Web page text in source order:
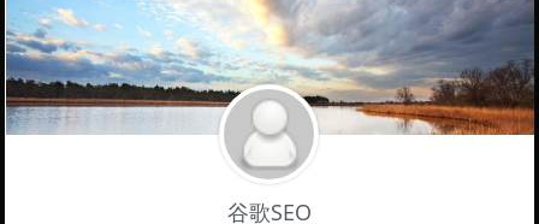
谷歌SEO